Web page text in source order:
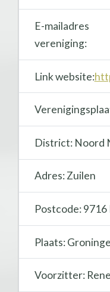
E-mailadres
vereniging:
Link website:
District: Noord
Adres: Zuilen
Postcode: 9716
Plaats:
Voorzitter: